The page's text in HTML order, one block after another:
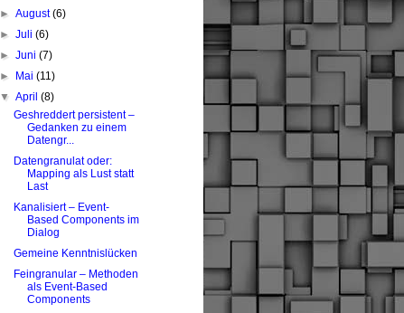
►August(6)
►Juli(6)
►Juni(7)
►
Mai(11)
▼April(8)
Geshreddert persistent –
Gedanken zu einem
Datengr...
Datengranulat oder:
Mapping als Lust statt
Last
Kanalisiert – Event-
Based Components im
Dialog
Gemeine Kenntnislücken
Feingranular – Methoden
als Event-Based
Components